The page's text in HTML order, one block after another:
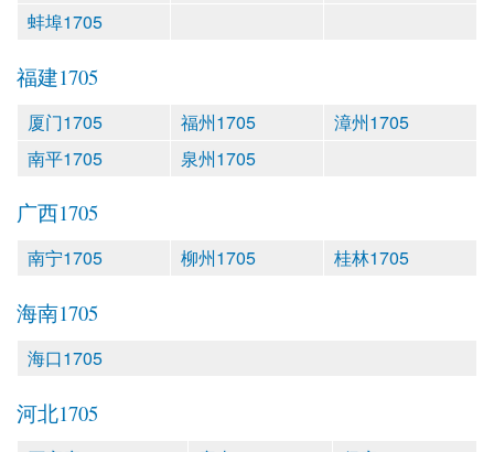
蚌埠1705
福建1705
厦门1705 福州1705
漳州1705
南平1705
泉州1705
广西1705
南宁1705 柳州1705 桂林1705
海南1705
海口1705
河北1705